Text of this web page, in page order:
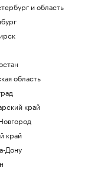
и область
область
край
край
Дону